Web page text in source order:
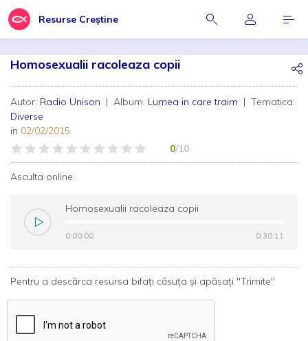
Resurse Creștine
Homosexualii racoleaza copii
Autor: Radio Unison | Album: Lumea in care traim | Tematica:
Diverse
in 02/02/2015
0/10
Asculta online:
Homosexualii racoleaza copii
0:00:00 0:30:11
0:00:00 0:30:11
Pentru a descărca resursa bifați căsuța și apăsați "Trimite"